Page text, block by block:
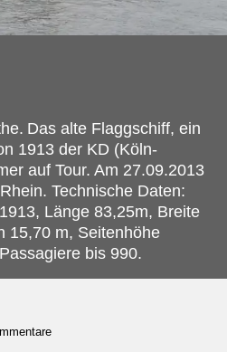
Das alte Flaggschiff, ein
1913 der KD (Köln-
auf Tour. Am 27.09.2013
Technische Daten:
Länge 83,25m, Breite
15,70 m, Seitenhöhe
bis 990.